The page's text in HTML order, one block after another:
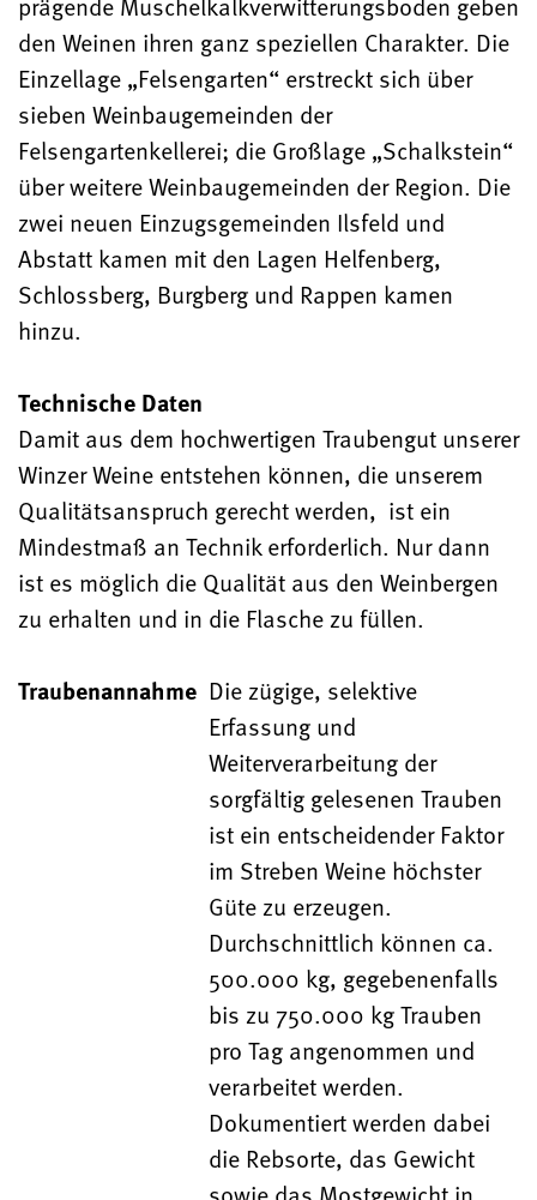
den Weinen ihren ganz speziellen Charakter. Die
Einzellage „Felsengarten“ erstreckt sich über
sieben Weinbaugemeinden der
Felsengartenkellerei; die Großlage „Schalkstein“
über weitere Weinbaugemeinden der Region. Die
zwei neuen Einzugsgemeinden Ilsfeld und
Abstatt kamen mit den Lagen Helfenberg,
Schlossberg, Burgberg und Rappen kamen
hinzu.
Technische Daten
Damit aus dem hochwertigen Traubengut unserer
Winzer Weine entstehen können, die unserem
Qualitätsanspruch gerecht werden, ist ein
Mindestmaß an Technik erforderlich. Nur dann
ist es möglich die Qualität aus den Weinbergen
zu erhalten und in die Flasche zu füllen.
Traubenannahme Die zügige, selektive
Erfassung und
Weiterverarbeitung der
sorgfältig gelesenen Trauben
ist ein entscheidender Faktor
im Streben Weine höchster
Güte zu erzeugen.
Durchschnittlich können ca.
500.000 kg, gegebenenfalls
bis zu 750.000 kg Trauben
pro Tag angenommen und
verarbeitet werden.
Dokumentiert werden dabei
die Rebsorte, das Gewicht